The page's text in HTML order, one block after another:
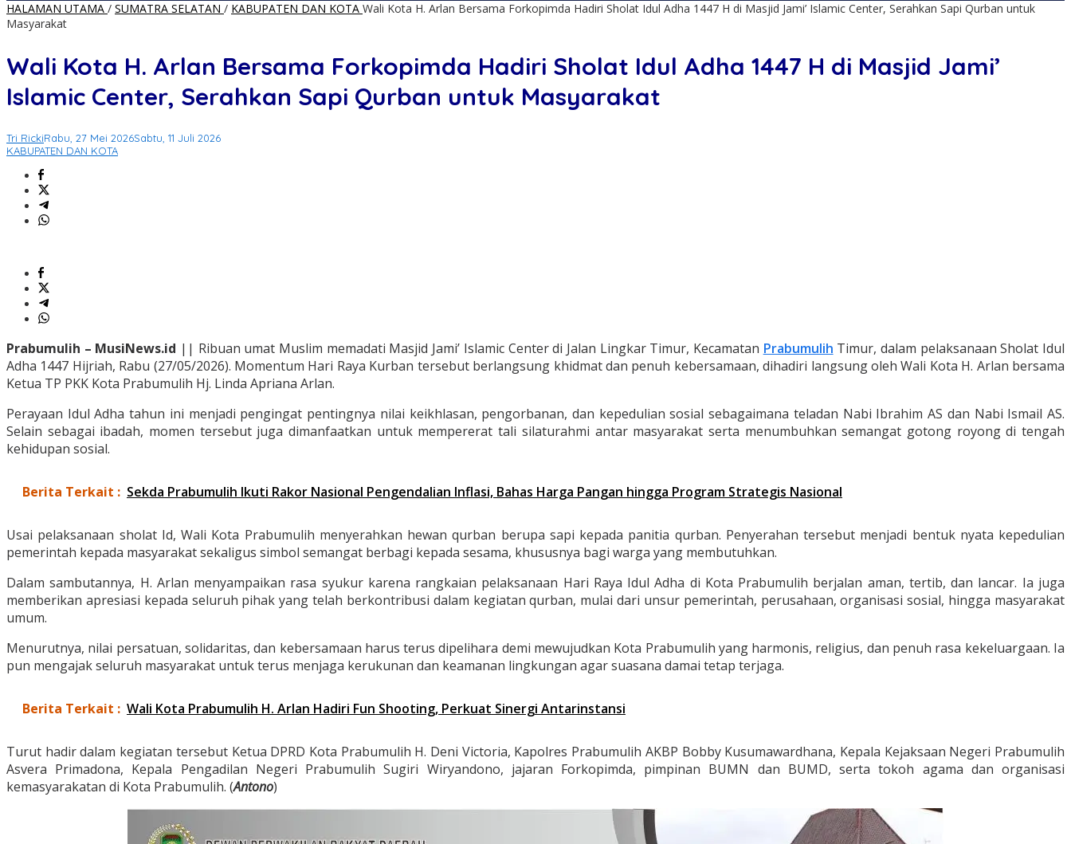
HALAMAN UTAMA / SUMATRA SELATAN / KABUPATEN DAN KOTA Wali Kota H. Arlan Bersama Forkopimda Hadiri Sholat Idul Adha 1447 H di Masjid Jami’ Islamic Center, Serahkan Sapi Qurban untuk
Masyarakat
Wali Kota H. Arlan Bersama Forkopimda Hadiri Sholat Idul Adha 1447 H di Masjid Jami’
Islamic Center, Serahkan Sapi Qurban untuk Masyarakat
Tri RickiRabu, 27 Mei 2026Sabtu, 11 Juli 2026
KABUPATEN DAN KOTA
Prabumulih – MusiNews.id || Ribuan umat Muslim memadati Masjid Jami’ Islamic Center di Jalan Lingkar Timur, Kecamatan Prabumulih Timur, dalam pelaksanaan Sholat Idul
Adha 1447 Hijriah, Rabu (27/05/2026). Momentum Hari Raya Kurban tersebut berlangsung khidmat dan penuh kebersamaan, dihadiri langsung oleh Wali Kota H. Arlan bersama
Ketua TP PKK Kota Prabumulih Hj. Linda Apriana Arlan.
Perayaan Idul Adha tahun ini menjadi pengingat pentingnya nilai keikhlasan, pengorbanan, dan kepedulian sosial sebagaimana teladan Nabi Ibrahim AS dan Nabi Ismail AS.
Selain sebagai ibadah, momen tersebut juga dimanfaatkan untuk mempererat tali silaturahmi antar masyarakat serta menumbuhkan semangat gotong royong di tengah
kehidupan sosial.
Berita Terkait : Sekda Prabumulih Ikuti Rakor Nasional Pengendalian Inflasi, Bahas Harga Pangan hingga Program Strategis Nasional
Usai pelaksanaan sholat Id, Wali Kota Prabumulih menyerahkan hewan qurban berupa sapi kepada panitia qurban. Penyerahan tersebut menjadi bentuk nyata kepedulian
pemerintah kepada masyarakat sekaligus simbol semangat berbagi kepada sesama, khususnya bagi warga yang membutuhkan.
Dalam sambutannya, H. Arlan menyampaikan rasa syukur karena rangkaian pelaksanaan Hari Raya Idul Adha di Kota Prabumulih berjalan aman, tertib, dan lancar. Ia juga
memberikan apresiasi kepada seluruh pihak yang telah berkontribusi dalam kegiatan qurban, mulai dari unsur pemerintah, perusahaan, organisasi sosial, hingga masyarakat
umum.
Menurutnya, nilai persatuan, solidaritas, dan kebersamaan harus terus dipelihara demi mewujudkan Kota Prabumulih yang harmonis, religius, dan penuh rasa kekeluargaan. Ia
pun mengajak seluruh masyarakat untuk terus menjaga kerukunan dan keamanan lingkungan agar suasana damai tetap terjaga.
Berita Terkait : Wali Kota Prabumulih H. Arlan Hadiri Fun Shooting, Perkuat Sinergi Antarinstansi
Turut hadir dalam kegiatan tersebut Ketua DPRD Kota Prabumulih H. Deni Victoria, Kapolres Prabumulih AKBP Bobby Kusumawardhana, Kepala Kejaksaan Negeri Prabumulih
Asvera Primadona, Kepala Pengadilan Negeri Prabumulih Sugiri Wiryandono, jajaran Forkopimda, pimpinan BUMN dan BUMD, serta tokoh agama dan organisasi
kemasyarakatan di Kota Prabumulih. (Antono)